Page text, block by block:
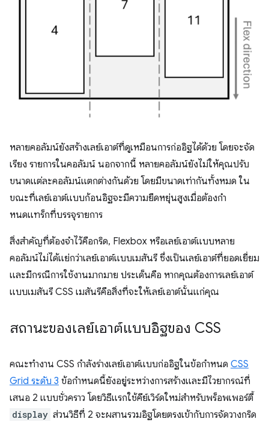
หลายคอลัมน์ยังสร้างเลย์เอาต์ที่ดูเหมือนการก่ออิฐได้ด้วย โดยจะจัด
เรียง รายการในคอลัมน์ นอกจากนี้ หลายคอลัมน์ยังไม่ให้คุณปรับ
ขนาดแต่ละคอลัมน์แตกต่างกันด้วย โดยมีขนาดเท่ากันทั้งหมด ใน
ขณะที่เลย์เอาต์แบบก้อนอิฐจะมีความยืดหยุ่นสูงเมื่อต้องกำ
หนดแทร็กที่บรรจุรายการ
สิ่งสำคัญที่ต้องจำไว้คือกริด, Flexbox หรือเลย์เอาต์แบบหลาย
คอลัมน์ไม่ได้แย่กว่าเลย์เอาต์แบบเมสันรี ซึ่งเป็นเลย์เอาต์ที่ยอดเยี่ยม
และมีกรณีการใช้งานมากมาย ประเด็นคือ หากคุณต้องการเลย์เอาต์
แบบเมสันรี CSS เมสันรีคือสิ่งที่จะให้เลย์เอาต์นั้นแก่คุณ
สถานะของเลย์เอาต์แบบอิฐของ CSS
คณะทำงาน CSS กำลังร่างเลย์เอาต์แบบก่ออิฐในข้อกำหนด CSS
Grid ระดับ 3 ข้อกำหนดนี้ยังอยู่ระหว่างการสร้างและมีไวยากรณ์ที่
เสนอ 2 แบบชั่วคราว โดยวิธีแรกใช้คีย์เวิร์ดใหม่สำหรับพร็อพเพอร์ตี้
display ส่วนวิธีที่ 2 จะผสานรวมอิฐโดยตรงเข้ากับการจัดวางกริด